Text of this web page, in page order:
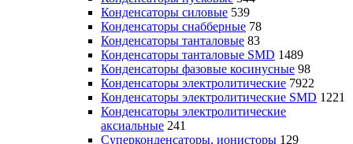
Конденсаторы силовые 539
Конденсаторы снабберные 78
Конденсаторы танталовые 83
Конденсаторы танталовые SMD 1489
Конденсаторы фазовые косинусные 98
Конденсаторы электролитические 7922
Конденсаторы электролитические SMD 1221
Конденсаторы электролитические
аксиальные 241
Суперконденсаторы, ионисторы 129